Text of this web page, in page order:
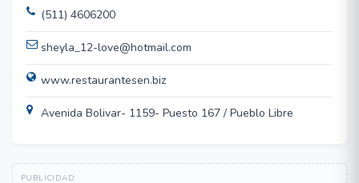
(511) 4606200
sheyla_12-love@hotmail.com
www.restaurantesen.biz
Avenida Bolivar- 1159- Puesto 167 / Pueblo Libre